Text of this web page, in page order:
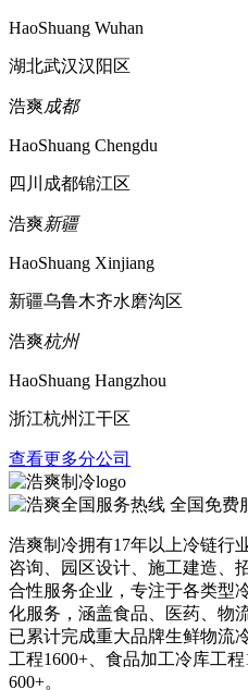
HaoShuang Wuhan
湖北武汉汉阳区
浩爽成都
HaoShuang Chengdu
四川成都锦江区
浩爽新疆
HaoShuang Xinjiang
新疆乌鲁木齐水磨沟区
浩爽杭州
HaoShuang Hangzhou
浙江杭州江干区
查看更多分公司
全国免费
浩爽制冷拥有17年以上冷链行
咨询、园区设计、施工建造、
合性服务企业，专注于各类型
化服务，涵盖食品、医药、物
已累计完成重大品牌生鲜物流
工程1600+、食品加工冷库工
600+。